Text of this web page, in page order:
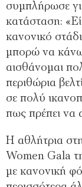
συμπλήρωσε
κατάσταση:
κανονικό
μπορώ να
αισθάνομαι
περιθώρια
σε πολύ
πως πρέπει να
Η αθλήτρια
Women Gala
με κανονική